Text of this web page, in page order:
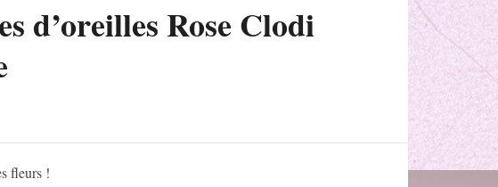
d’oreilles Rose Clodi
fleurs !